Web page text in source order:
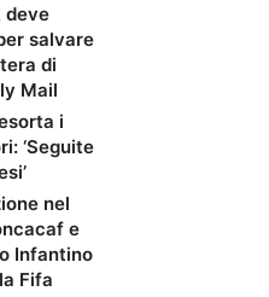
deve
salvare
di
Mail
i
‘Seguite
nel
e
Infantino
Fifa